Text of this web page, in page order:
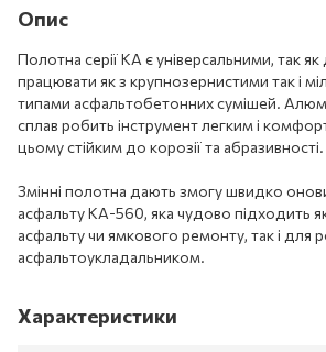
Опис
Полотна серії КА є універсальними, так
працювати як з крупнозернистими так і
типами асфальтобетонних сумішей.
сплав робить інструмент легким і
цьому стійким до корозії та абразивності.
Змінні полотна дають змогу швидко
асфальту КА-560, яка чудово підходить
асфальту чи ямкового ремонту, так і для
асфальтоукладальником.
Характеристики